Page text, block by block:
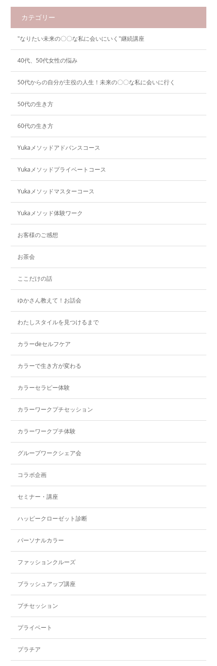
カテゴリー
"なりたい未来の〇〇な私に会いにいく"継続講座
40代、50代女性の悩み
50代からの自分が主役の人生！未来の〇〇な私に会いに行く
50代の生き方
60代の生き方
Yukaメソッドアドバンスコース
Yukaメソッドプライベートコース
Yukaメソッドマスターコース
Yukaメソッド体験ワーク
お客様のご感想
お茶会
ここだけの話
ゆかさん教えて！お話会
わたしスタイルを見つけるまで
カラーdeセルフケア
カラーで生き方が変わる
カラーセラピー体験
カラーワークプチセッション
カラーワークプチ体験
グループワークシェア会
コラボ企画
セミナー・講座
ハッピークローゼット診断
パーソナルカラー
ファッションクルーズ
ブラッシュアップ講座
プチセッション
プライベート
プラチア